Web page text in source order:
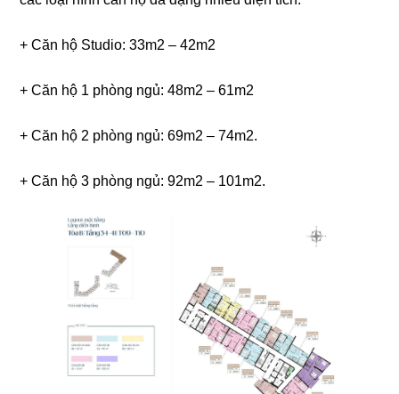
+ Căn hộ Studio: 33m2 – 42m2
+ Căn hộ 1 phòng ngủ: 48m2 – 61m2
+ Căn hộ 2 phòng ngủ: 69m2 – 74m2.
+ Căn hộ 3 phòng ngủ: 92m2 – 101m2.